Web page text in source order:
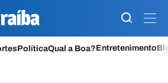
PolíticaQual a Boa?Entretenimento